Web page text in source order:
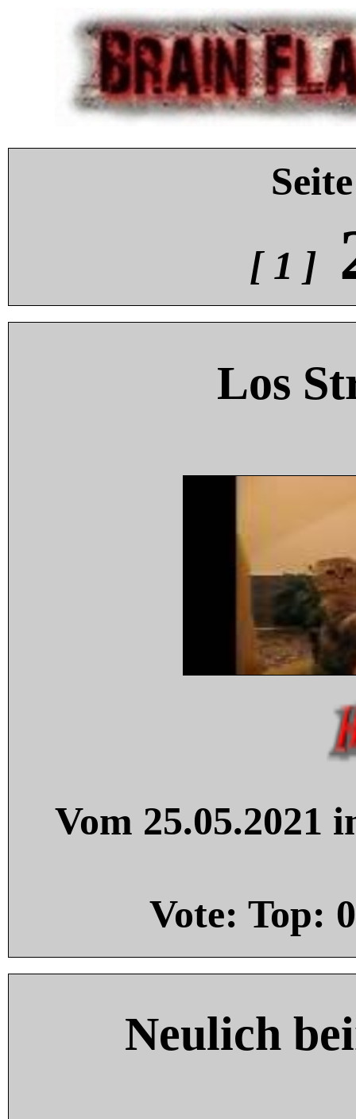
[ 1 ]
Los
Vom 25.05.2021
Vote: Top: 0
Neulich